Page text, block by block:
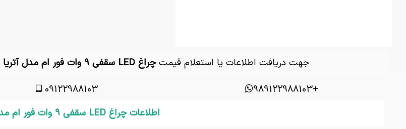
جهت دریافت اطلاعات یا استعلام قیمتچراغ LED سقفی 9 وات فور ام مدل آتریا
09122988103
+989122988103
اطلاعات چراغ LED سقفی 9 وات فور ام مدل آتریا